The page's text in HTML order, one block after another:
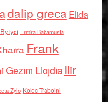
dalip grecaElida
Ermira Babamusta
Frank
Gezim Llojdia Ilir
Zylo Kolec Traboini